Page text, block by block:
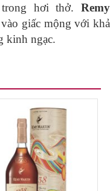
hơi thở. Remy
giấc mộng với khả
kinh ngạc.